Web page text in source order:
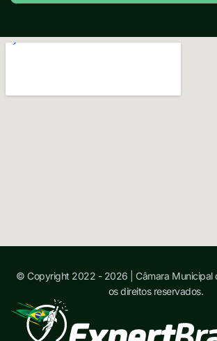
© Copyright 2022 - 2026 | Câmara Municipal
os direitos reservados.